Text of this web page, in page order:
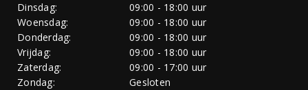
Dinsdag:
09:00 - 18:00 uur
Woensdag:
09:00 - 18:00 uur
Donderdag:
09:00 - 18:00 uur
Vrijdag:
09:00 - 18:00 uur
Zaterdag:
09:00 - 17:00 uur
Zondag:
Gesloten